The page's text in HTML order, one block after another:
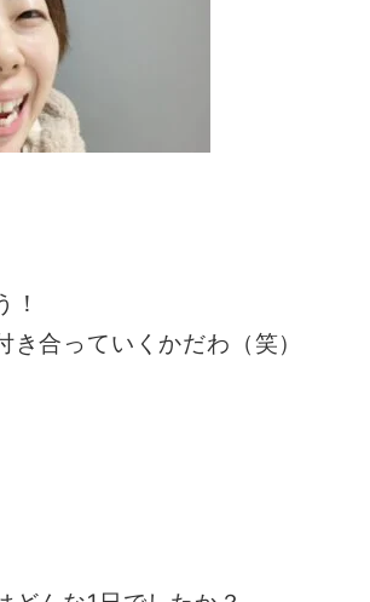
！
き合っていくかだわ（笑）